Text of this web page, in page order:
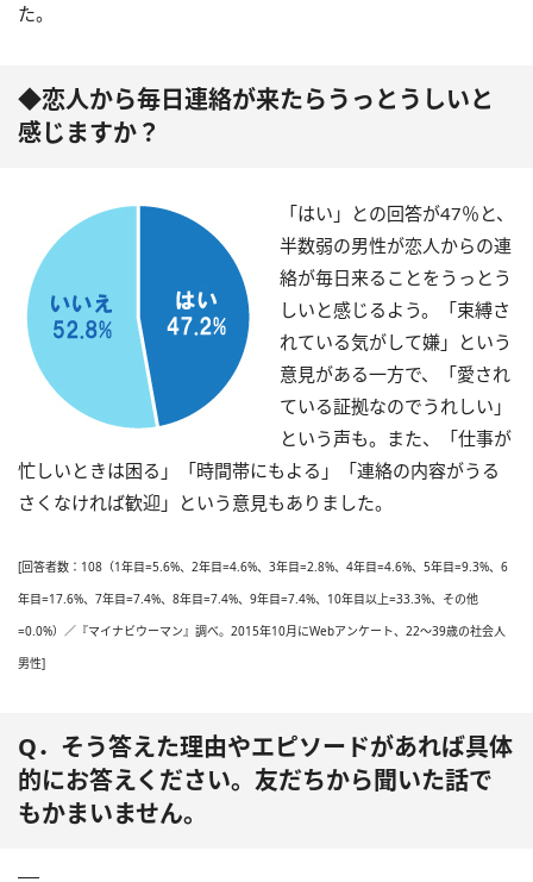
た。
◆恋人から毎日連絡が来たらうっとうしいと
感じますか？
「はい」との回答が47％と、
半数弱の男性が恋人からの連
絡が毎日来ることをうっとう
しいと感じるよう。「束縛さ
れている気がして嫌」という
意見がある一方で、「愛され
ている証拠なのでうれしい」
という声も。また、「仕事が
忙しいときは困る」「時間帯にもよる」「連絡の内容がうる
さくなければ歓迎」という意見もありました。
[回答者数：108（1年目=5.6%、2年目=4.6%、3年目=2.8%、4年目=4.6%、5年目=9.3%、6
年目=17.6%、7年目=7.4%、8年目=7.4%、9年目=7.4%、10年目以上=33.3%、その他
=0.0%）／『マイナビウーマン』調べ。2015年10月にWebアンケート、22～39歳の社会人
男性]
Q．そう答えた理由やエピソードがあれば具体
的にお答えください。友だちから聞いた話で
もかまいません。